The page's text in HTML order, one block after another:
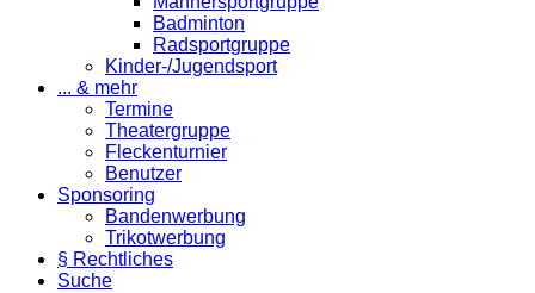
Badminton
Radsportgruppe
Kinder-/Jugendsport
... & mehr
Termine
Theatergruppe
Fleckenturnier
Benutzer
Sponsoring
Bandenwerbung
Trikotwerbung
§ Rechtliches
Suche